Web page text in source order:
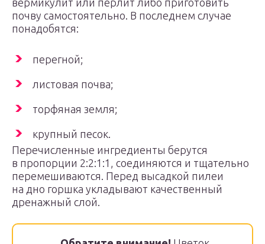
вермикулит или перлит либо приготовить
почву самостоятельно. В последнем случае
понадобятся:
перегной;
листовая почва;
торфяная земля;
крупный песок.
Перечисленные ингредиенты берутся
в пропорции 2:2:1:1, соединяются и тщательно
перемешиваются. Перед высадкой пилеи
на дно горшка укладывают качественный
дренажный слой.